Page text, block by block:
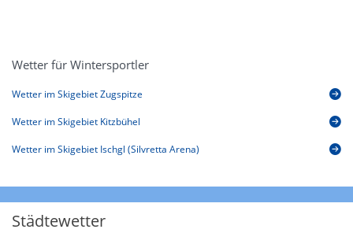
Wetter für Wintersportler
Wetter im Skigebiet Zugspitze
Wetter im Skigebiet Kitzbühel
Wetter im Skigebiet Ischgl (Silvretta Arena)
Städtewetter